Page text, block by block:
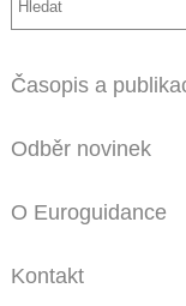
Časopis a
Odběr novinek
O Euroguidance
Kontakt